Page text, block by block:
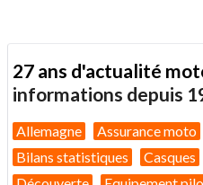
27 ans d'actualité
informations depuis
Allemagne Assurance moto
Bilans statistiques
Casques